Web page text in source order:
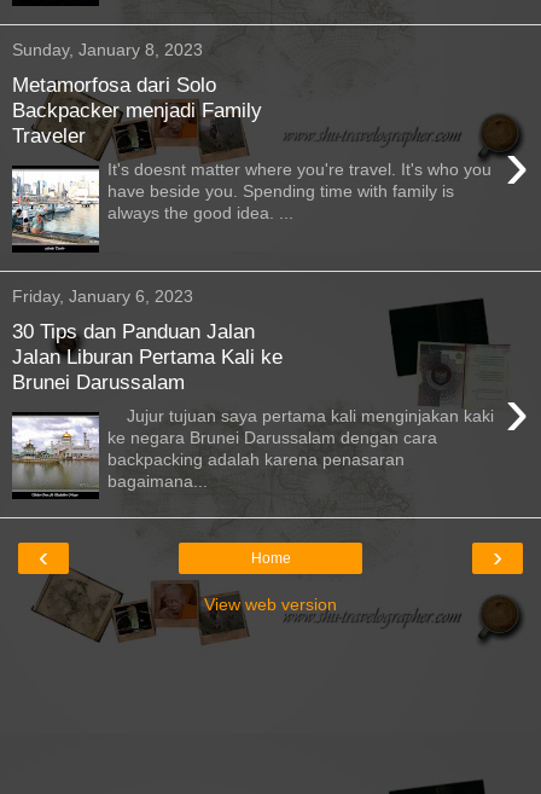
Sunday, January 8, 2023
Metamorfosa dari Solo
Backpacker menjadi Family
Traveler
›
It's doesnt matter where you're travel. It's who you
have beside you. Spending time with family is
always the good idea. ...
Friday, January 6, 2023
30 Tips dan Panduan Jalan
Jalan Liburan Pertama Kali ke
Brunei Darussalam
›
Jujur tujuan saya pertama kali menginjakan kaki
ke negara Brunei Darussalam dengan cara
backpacking adalah karena penasaran
bagaimana...
‹ ›
Home
View web version